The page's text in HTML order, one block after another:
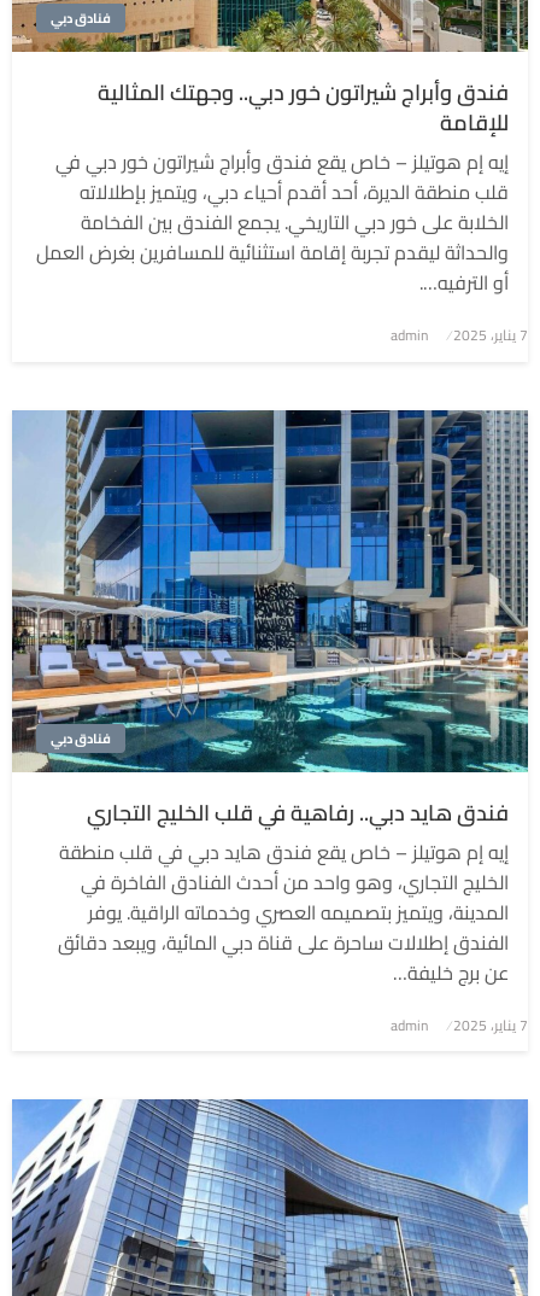
فنادق دبي
فندق وأبراج شيراتون خور دبي.. وجهتك المثالية
للإقامة
إيه إم هوتيلز – خاص يقع فندق وأبراج شيراتون خور دبي في
قلب منطقة الديرة، أحد أقدم أحياء دبي، ويتميز بإطلالاته
الخلابة على خور دبي التاريخي. يجمع الفندق بين الفخامة
والحداثة ليقدم تجربة إقامة استثنائية للمسافرين بغرض العمل
أو الترفيه….
نُشر
في7 يناير، 2025 admin
فنادق دبي
فندق هايد دبي.. رفاهية في قلب الخليج التجاري
إيه إم هوتيلز – خاص يقع فندق هايد دبي في قلب منطقة
الخليج التجاري، وهو واحد من أحدث الفنادق الفاخرة في
المدينة، ويتميز بتصميمه العصري وخدماته الراقية. يوفر
الفندق إطلالات ساحرة على قناة دبي المائية، ويبعد دقائق
عن برج خليفة…
نُشر
في7 يناير، 2025 admin